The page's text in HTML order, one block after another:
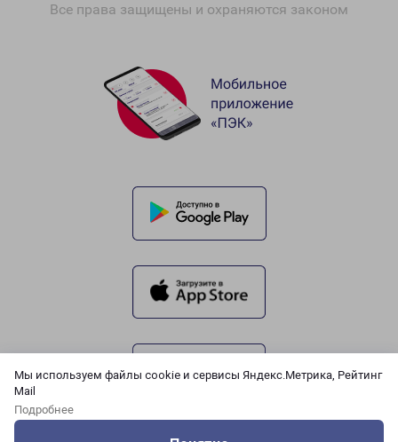
Мы используем файлы cookie и сервисы Яндекс.Метрика, Рейтинг
Mail
Подробнее
Все права защищены и охраняются законом